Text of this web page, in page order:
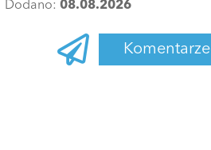
Dodano: 08.08.2026
Komentarze